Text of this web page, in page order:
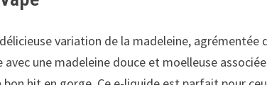
variation de la madeleine,
une madeleine douce et moelleuse